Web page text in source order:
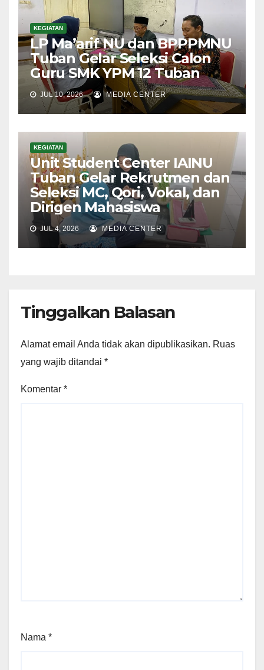
KEGIATAN
LP Ma’arif NU dan BPPPMNU
Tuban Gelar Seleksi Calon
Guru SMK YPM 12 Tuban
JUL 10, 2026 MEDIA CENTER
KEGIATAN
Unit Student Center IAINU
Tuban Gelar Rekrutmen dan
Seleksi MC, Qori, Vokal, dan
Dirigen Mahasiswa
JUL 4, 2026 MEDIA CENTER
Tinggalkan Balasan
Alamat email Anda tidak akan dipublikasikan. Ruas
yang wajib ditandai *
Komentar *
Nama *